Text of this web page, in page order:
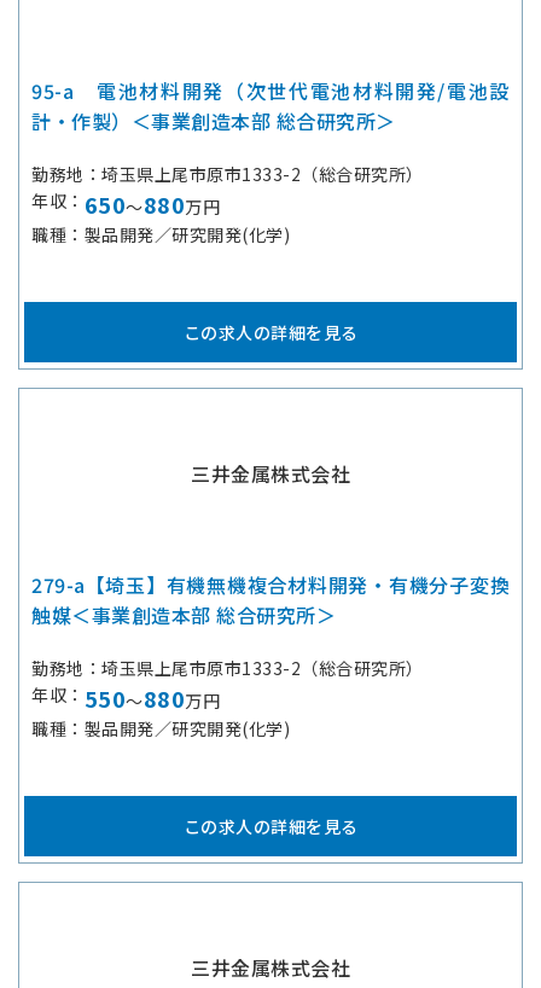
95-a 電池材料開発（次世代電池材料開発/電池設
計・作製）＜事業創造本部 総合研究所＞
勤務地
埼玉県上尾市原市1333-2（総合研究所）
年収
650～880万円
職種
製品開発／研究開発(化学)
この求人の詳細を見る
三井金属株式会社
279-a【埼玉】有機無機複合材料開発・有機分子変換
触媒＜事業創造本部 総合研究所＞
勤務地
埼玉県上尾市原市1333-2（総合研究所）
年収
550～880万円
職種
製品開発／研究開発(化学)
この求人の詳細を見る
三井金属株式会社